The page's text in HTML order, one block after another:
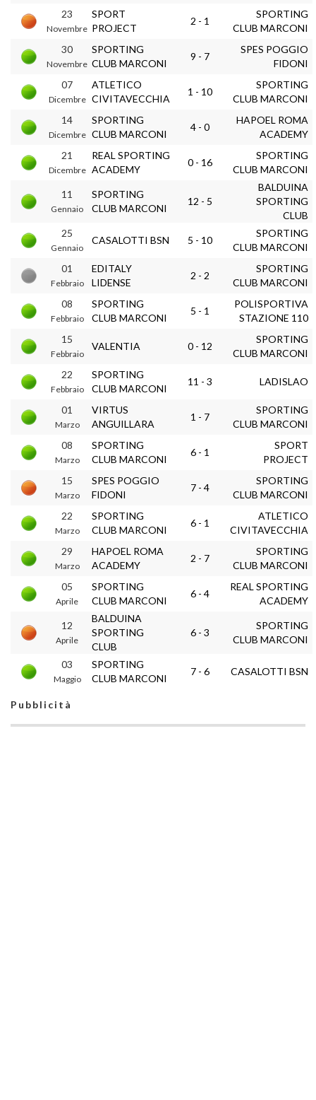
23
Novembre
SPORT
PROJECT
2 - 1
SPORTING
CLUB MARCONI
30
Novembre
SPORTING
CLUB MARCONI
9 - 7
SPES POGGIO
FIDONI
07
Dicembre
ATLETICO
CIVITAVECCHIA
1 - 10
SPORTING
CLUB MARCONI
14
Dicembre
SPORTING
CLUB MARCONI
4 - 0
HAPOEL ROMA
ACADEMY
21
Dicembre
REAL SPORTING
ACADEMY
0 - 16
SPORTING
CLUB MARCONI
11
Gennaio
SPORTING
CLUB MARCONI
12 - 5
BALDUINA
SPORTING
CLUB
25
Gennaio
CASALOTTI BSN 5 - 10
SPORTING
CLUB MARCONI
01
Febbraio
EDITALY
LIDENSE
2 - 2
SPORTING
CLUB MARCONI
08
Febbraio
SPORTING
CLUB MARCONI
5 - 1
POLISPORTIVA
STAZIONE 110
15
Febbraio
VALENTIA 0 - 12
SPORTING
CLUB MARCONI
22
Febbraio
SPORTING
CLUB MARCONI
11 - 3 LADISLAO
01
Marzo
VIRTUS
ANGUILLARA
1 - 7
SPORTING
CLUB MARCONI
08
Marzo
SPORTING
CLUB MARCONI
6 - 1
SPORT
PROJECT
15
Marzo
SPES POGGIO
FIDONI
7 - 4
SPORTING
CLUB MARCONI
22
Marzo
SPORTING
CLUB MARCONI
6 - 1
ATLETICO
CIVITAVECCHIA
29
Marzo
HAPOEL ROMA
ACADEMY
2 - 7
SPORTING
CLUB MARCONI
05
Aprile
SPORTING
CLUB MARCONI
6 - 4
REAL SPORTING
ACADEMY
12
Aprile
BALDUINA
SPORTING
CLUB
6 - 3
SPORTING
CLUB MARCONI
03
Maggio
SPORTING
CLUB MARCONI
7 - 6 CASALOTTI BSN
Pubblicità